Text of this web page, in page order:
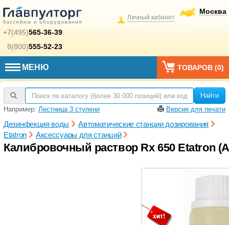
+7(495)565-36-39
8(800)555-52-23
Москва
Личный кабинет
МЕНЮ ТОВАРОВ (0)
Найти
Например: Лестница 3 ступени Версия для печати
Дезинфекция воды
Автоматические станции дозирования
Etatron
Аксессуары для станций
Калибровочный раствор Rx 650 Etatron